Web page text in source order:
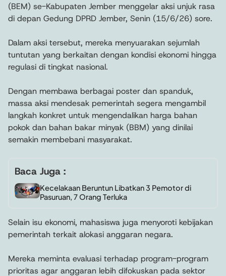
(BEM) se-Kabupaten Jember menggelar aksi unjuk rasa
di depan Gedung DPRD Jember, Senin (15/6/26) sore.
Dalam aksi tersebut, mereka menyuarakan sejumlah
tuntutan yang berkaitan dengan kondisi ekonomi hingga
regulasi di tingkat nasional.
Dengan membawa berbagai poster dan spanduk,
massa aksi mendesak pemerintah segera mengambil
langkah konkret untuk mengendalikan harga bahan
pokok dan bahan bakar minyak (BBM) yang dinilai
semakin membebani masyarakat.
Baca Juga :
Kecelakaan Beruntun Libatkan 3 Pemotor di
Pasuruan, 7 Orang Terluka
Selain isu ekonomi, mahasiswa juga menyoroti kebijakan
pemerintah terkait alokasi anggaran negara.
Mereka meminta evaluasi terhadap program-program
prioritas agar anggaran lebih difokuskan pada sektor